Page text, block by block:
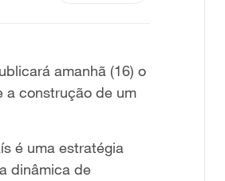
amanhã (16) o
a construção de um
é uma estratégia
dinâmica de